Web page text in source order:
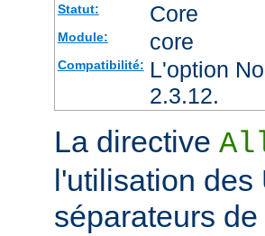
Statut: Core
Module: core
Compatibilité: L'option
2.3.12.
La directive
l'utilisation des
séparateurs